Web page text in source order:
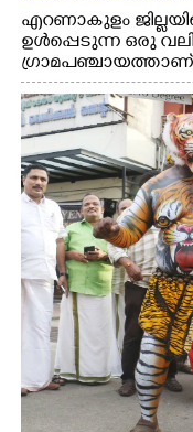
എറണാകുളം
ഉൾപ്പെടുന്ന ഒരു
ഗ്രാമപഞ്ചായത്താണ്
ആദിവാസി
ഉറിയംപെട്ടി,
സ്ഥലങ്ങളിലേക്കുള്ള
കാണുന്ന കടത്ത്